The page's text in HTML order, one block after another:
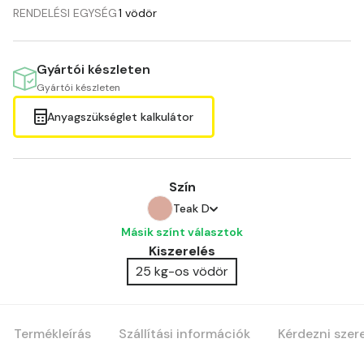
RENDELÉSI EGYSÉG1 vödör
Gyártói készleten
Gyártói készleten
Anyagszükséglet kalkulátor
Szín
Teak D
Amber C
Amber D
Másik színt választok
Kiszerelés
25 kg-os vödör
Termékleírás Szállítási információk Kérdezni